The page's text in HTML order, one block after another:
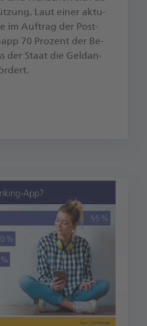
Laut ei­ner ak­tu­
im Auf­trag der Post­
70 Pro­zent der Be­
der Staat die Geld­an­